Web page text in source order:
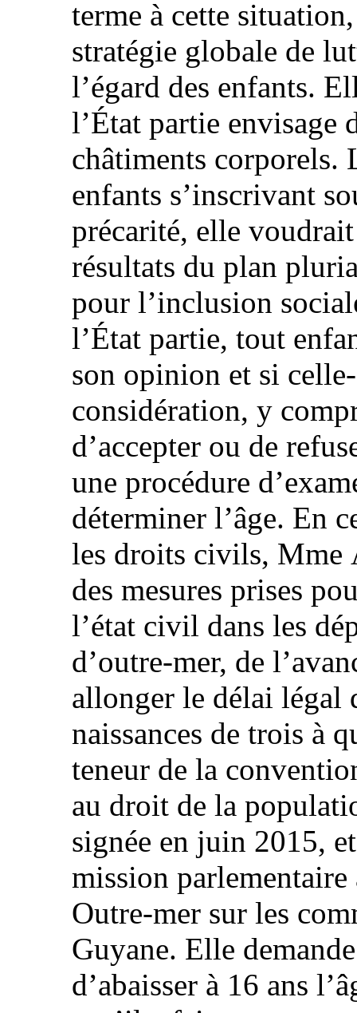
terme à cette
stratégie globale de
l’égard des enfants.
l’État partie envisage
châtiments corporels.
enfants s’inscrivant
précarité, elle
résultats du plan
pour l’inclusion
l’État partie, tout
son opinion et si
considération, y
d’accepter ou de
une procédure
déterminer l’âge. En
les droits civils, Mme
des mesures prises
l’état civil dans les
d’outre-mer, de
allonger le délai légal
naissances de trois à
teneur de la
au droit de la
signée en juin 2015,
mission
Outre-mer sur les
Guyane. Elle
d’abaisser à 16 ans